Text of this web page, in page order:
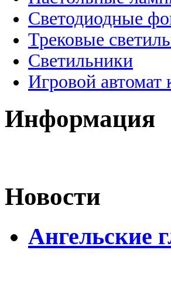
Светодиодные
Трековые
Светильники
Игровой
Информация
Новости
Ангельские